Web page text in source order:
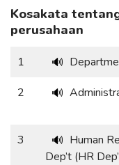
Kosakata
perusahaan
1 🔊
2
🔊
3
🔊 Human
Dep’t (HR